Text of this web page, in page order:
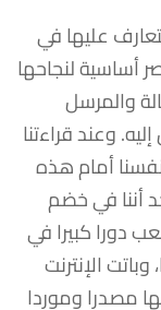
عليها في
أساسية لنجاحها
والمرسل
وعند قراءتنا
أنفسنا أمام هذه
أننا في خضم
دورا كبيرا في
الإنترنت
مصدرا وموردا